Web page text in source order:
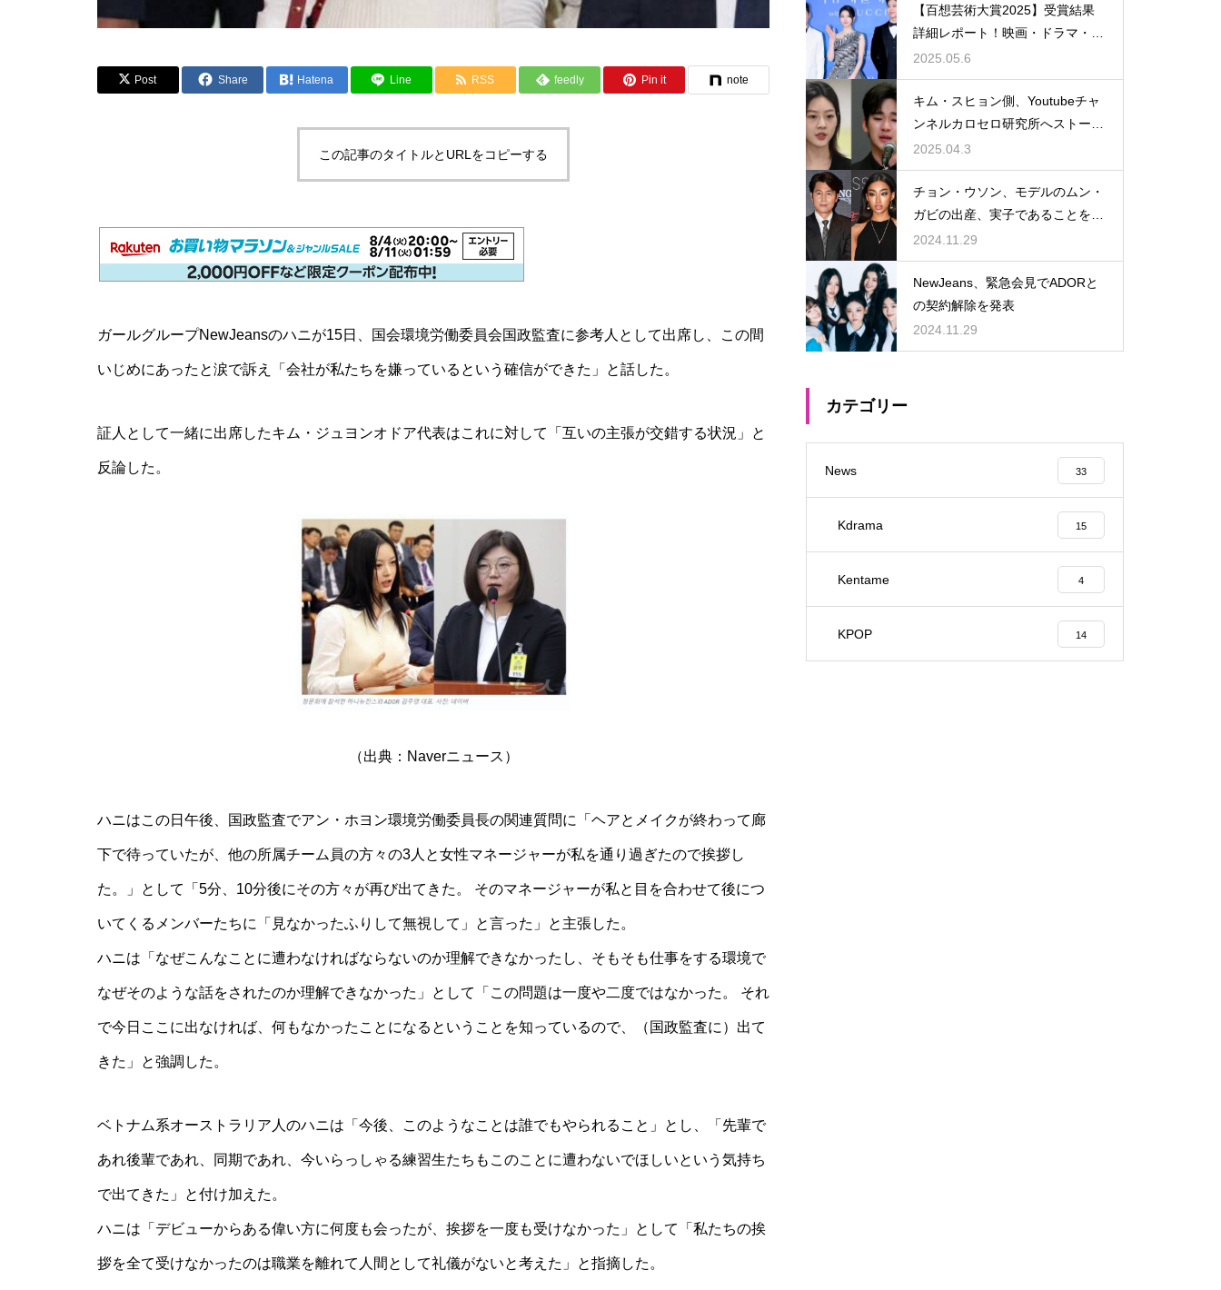
Post Share Hatena Line RSS feedly Pin it note
この記事のタイトルとURLをコピーする
ガールグループNewJeansのハニが15日、国会環境労働委員会国政監査に参考人として出席し、この間
いじめにあったと涙で訴え「会社が私たちを嫌っているという確信ができた」と話した。
証人として一緒に出席したキム・ジュヨンオドア代表はこれに対して「互いの主張が交錯する状況」と
反論した。
（出典：Naverニュース）
ハニはこの日午後、国政監査でアン・ホヨン環境労働委員長の関連質問に「ヘアとメイクが終わって廊
下で待っていたが、他の所属チーム員の方々の3人と女性マネージャーが私を通り過ぎたので挨拶し
た。」として「5分、10分後にその方々が再び出てきた。 そのマネージャーが私と目を合わせて後につ
いてくるメンバーたちに「見なかったふりして無視して」と言った」と主張した。
ハニは「なぜこんなことに遭わなければならないのか理解できなかったし、そもそも仕事をする環境で
なぜそのような話をされたのか理解できなかった」として「この問題は一度や二度ではなかった。 それ
で今日ここに出なければ、何もなかったことになるということを知っているので、（国政監査に）出て
きた」と強調した。
ベトナム系オーストラリア人のハニは「今後、このようなことは誰でもやられること」とし、「先輩で
あれ後輩であれ、同期であれ、今いらっしゃる練習生たちもこのことに遭わないでほしいという気持ち
で出てきた」と付け加えた。
ハニは「デビューからある偉い方に何度も会ったが、挨拶を一度も受けなかった」として「私たちの挨
拶を全て受けなかったのは職業を離れて人間として礼儀がないと考えた」と指摘した。
【百想芸術大賞2025】受賞結果
詳細レポート！映画・ドラマ・バ
ラエティ・演劇を彩った栄光の夜
2025.05.6
キム・スヒョン側、Youtubeチャ
ンネルカロセロ研究所へストーキ
ング処罰法違反追加告訴へ
2025.04.3
チョン・ウソン、モデルのムン・
ガビの出産、実子であることを認
める
2024.11.29
NewJeans、緊急会見でADORと
の契約解除を発表
2024.11.29
カテゴリー
News 33
Kdrama 15
Kentame 4
KPOP 14